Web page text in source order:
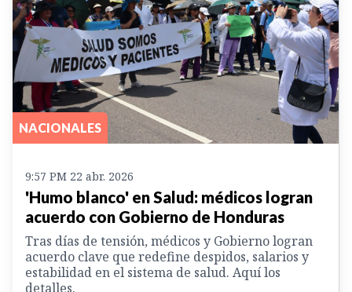
NACIONALES
9:57 PM 22 abr. 2026
'Humo blanco' en Salud: médicos logran
acuerdo con Gobierno de Honduras
Tras días de tensión, médicos y Gobierno logran
acuerdo clave que redefine despidos, salarios y
estabilidad en el sistema de salud. Aquí los
detalles.